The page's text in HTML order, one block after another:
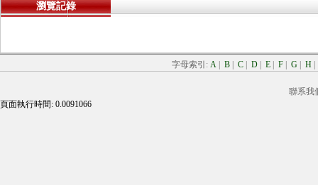
瀏覽記錄
字母索引: A B C D E F G H
聯系我
頁面執行時間: 0.0091066